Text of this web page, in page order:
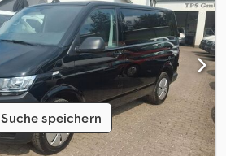
Suche speichern